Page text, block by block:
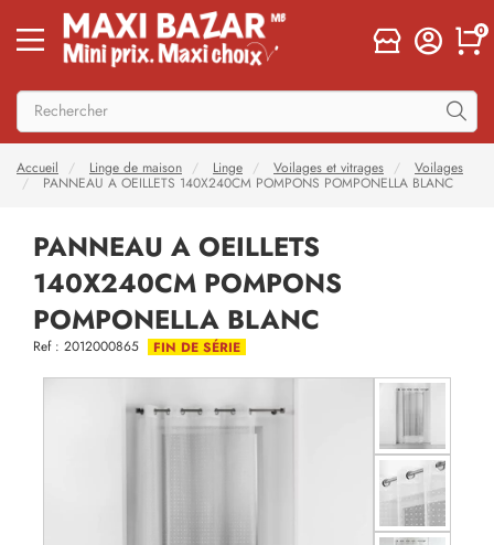
0
Accueil Linge de maison Linge Voilages et vitrages
Voilages
PANNEAU A OEILLETS 140X240CM POMPONS POMPONELLA BLANC
PANNEAU A OEILLETS
140X240CM POMPONS
POMPONELLA BLANC
Ref : 2012000865 FIN DE SÉRIE